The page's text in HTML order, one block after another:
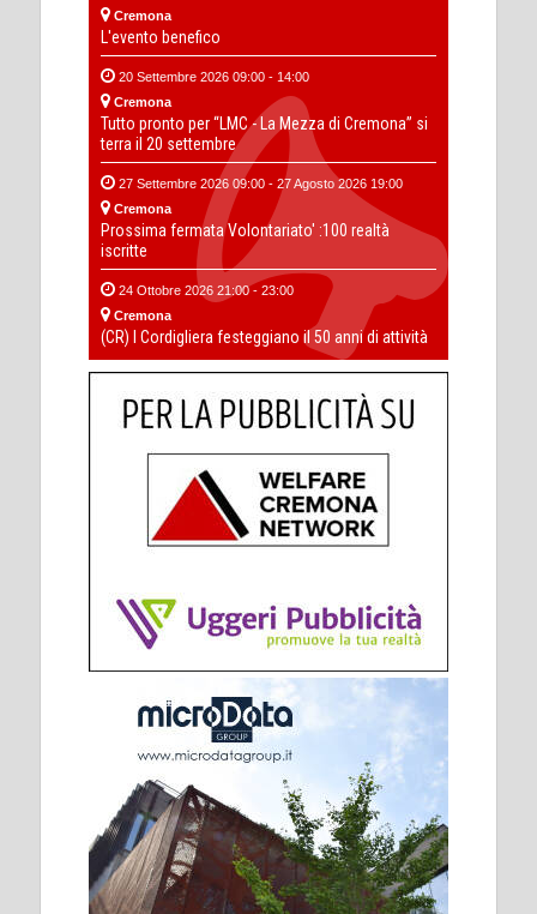
Cremona
L'evento benefico
20 Settembre 2026 09:00 - 14:00
Cremona
Tutto pronto per “LMC - La Mezza di Cremona” si
terra il 20 settembre
27 Settembre 2026 09:00 - 27 Agosto 2026 19:00
Cremona
Prossima fermata Volontariato' :100 realtà
iscritte
24 Ottobre 2026 21:00 - 23:00
Cremona
(CR) I Cordigliera festeggiano il 50 anni di attività